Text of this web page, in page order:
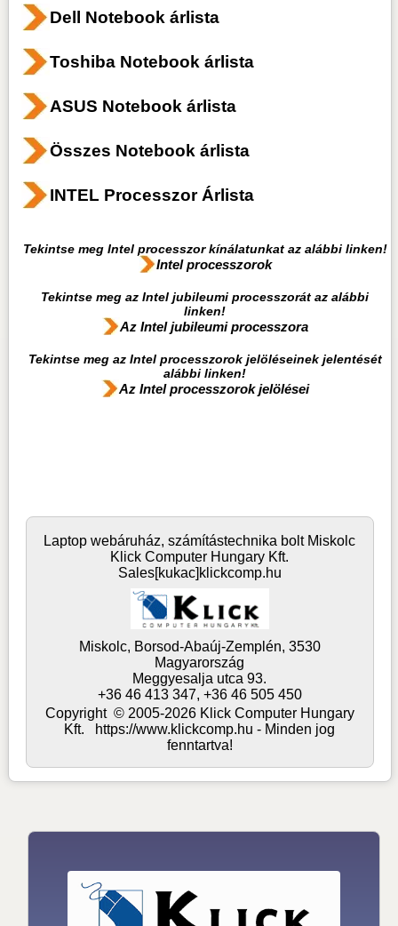
Dell Notebook árlista
Toshiba Notebook árlista
ASUS Notebook árlista
Összes Notebook árlista
INTEL Processzor Árlista
Tekintse meg Intel processzor kínálatunkat az alábbi linken!
Intel processzorok
Tekintse meg az Intel jubileumi processzorát az alábbi
linken!
Az Intel jubileumi processzora
Tekintse meg az Intel processzorok jelöléseinek jelentését
alábbi linken!
Az Intel processzorok jelölései
Laptop webáruház, számítástechnika bolt Miskolc
Klick Computer Hungary Kft.
Sales[kukac]klickcomp.hu
Miskolc, Borsod-Abaúj-Zemplén, 3530
Magyarország
Meggyesalja utca 93.
+36 46 413 347, +36 46 505 450
Copyright © 2005-2026 Klick Computer Hungary
Kft. https://www.klickcomp.hu - Minden jog
fenntartva!